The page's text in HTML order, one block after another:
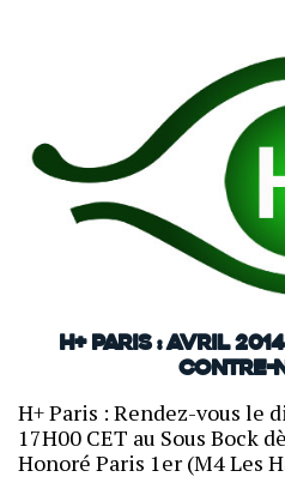
H+ Paris : avril
contre-
H+ Paris : Rendez-vous le
17H00 CET au Sous Bock
Honoré Paris 1er (M4 Les